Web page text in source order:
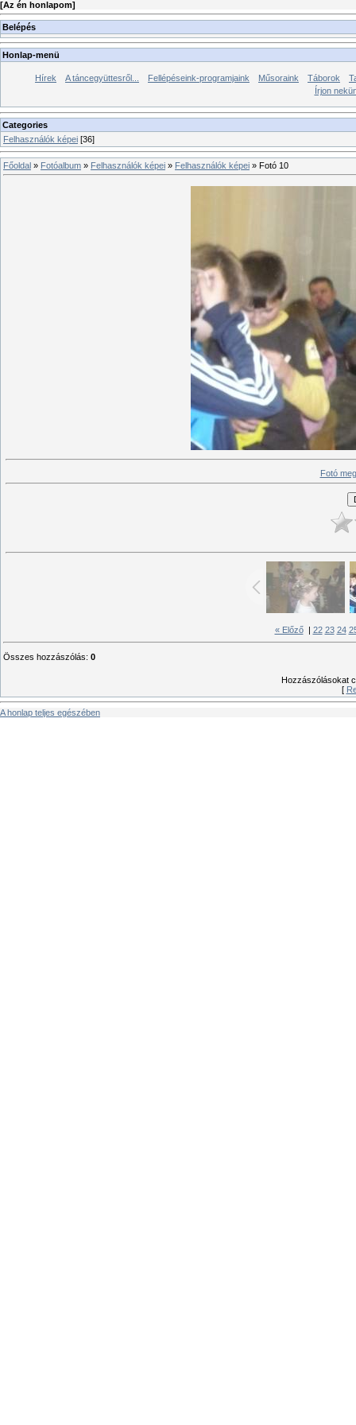
[Az én honlapom]
Belépés
Honlap-menü
Hírek A táncegyüttesről... Fellépéseink-programjaink Műsoraink Táborok
Írjon
Categories
Felhasználók képei [36]
Főoldal » Fotóalbum » Felhasználók képei » Felhasználók képei » Fotó 10
Fotó
« Előző| 22 23 24
Összes hozzászólás: 0
Hozzászólásokat
[
A honlap teljes egészében